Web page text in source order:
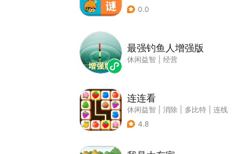
0.0
最强钓鱼人增强版
休闲益智 经营
连连看
休闲益智 消除 多比特
连线
4.8